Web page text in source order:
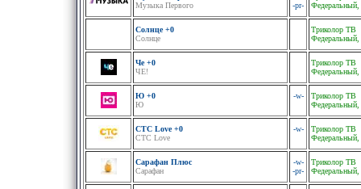
Музыка Первого
-pr-
Федеральный,
Солнце +0
Солнце
Триколор ТВ
Федеральный,
Че +0
ЧЕ!
Триколор ТВ
Федеральный,
Ю +0
Ю
-w-
Триколор ТВ
Федеральный,
СТС Love +0
СТС Love
-w-
Триколор ТВ
Федеральный,
Сарафан Плюс
Сарафан
-w-
-pr-
Триколор ТВ
Федеральный,